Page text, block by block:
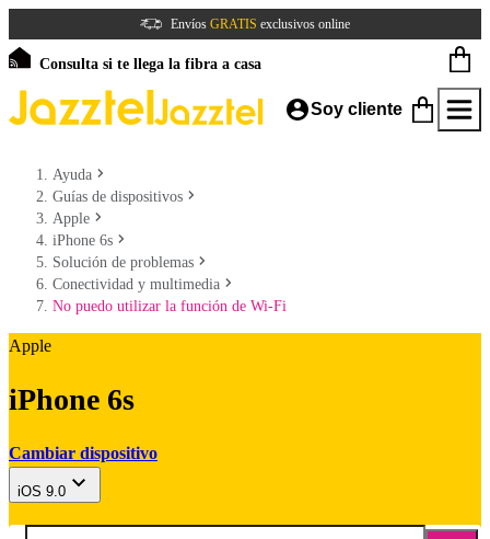
Envíos GRATIS exclusivos online
Consulta si te llega la fibra a casa
Soy cliente
Ayuda
Guías de dispositivos
Apple
iPhone 6s
Solución de problemas
Conectividad y multimedia
No puedo utilizar la función de Wi-Fi
Apple
iPhone 6s
Cambiar dispositivo
iOS 9.0